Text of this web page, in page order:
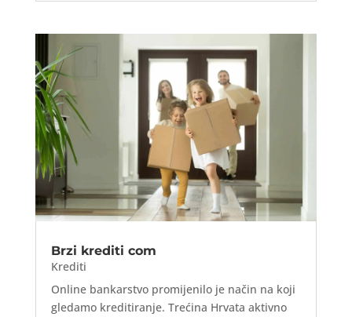
Brzi krediti com
Krediti
Online bankarstvo promijenilo je način na koji
gledamo kreditiranje. Trećina Hrvata aktivno